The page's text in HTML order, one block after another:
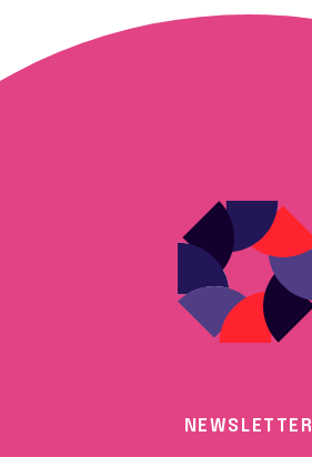
NEWSLETTER